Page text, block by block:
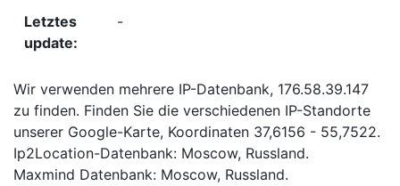
-
Wir verwenden mehrere IP-Datenbank, 176.58.39.147
zu finden. Finden Sie die verschiedenen IP-Standorte
unserer Google-Karte, Koordinaten 37,6156 - 55,7522.
Ip2Location-Datenbank: Moscow, Russland.
Maxmind Datenbank: Moscow, Russland.